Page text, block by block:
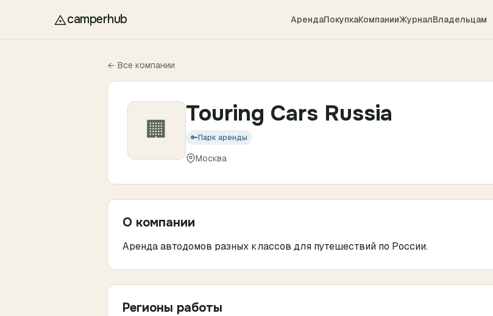
camperhub АрендаПокупкаКомпанииЖурналВладельцам
← Все компании
🏢
Touring Cars Russia
🔑Парк аренды
Москва
О компании
Аренда автодомов разных классов для путешествий по России.
Регионы работы